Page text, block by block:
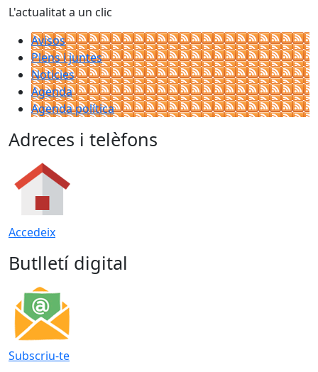
L'actualitat a un clic
Avisos
Plens i juntes
Noticies
Agenda
Agenda política
Adreces i telèfons
Accedeix
Butlletí digital
Subscriu-te